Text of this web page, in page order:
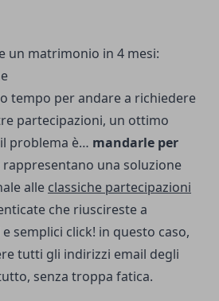
un matrimonio in 4 mesi:
tempo per andare a richiedere
partecipazioni, un ottimo
problema è… mandarle per
rappresentano una soluzione
alle classiche partecipazioni
che riuscireste a
semplici click! in questo caso,
tutti gli indirizzi email degli
senza troppa fatica.